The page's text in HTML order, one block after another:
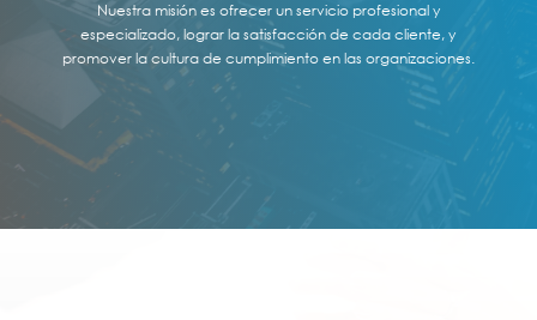
Nuestra misión es ofrecer un servicio profesional y
especializado, lograr la satisfacción de cada cliente, y
promover la cultura de cumplimiento en las organizaciones.